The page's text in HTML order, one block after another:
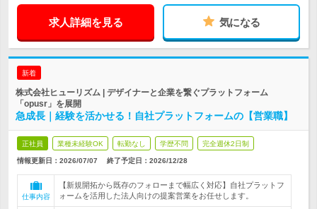
求人詳細を見る 気になる
新着
株式会社ヒューリズム | デザイナーと企業を繋ぐプラットフォーム
「opusr」を展開
急成長｜経験を活かせる！自社プラットフォームの【営業職】
正社員 業種未経験OK 転勤なし 学歴不問 完全週休2日制
情報更新日：2026/07/07 終了予定日： 2026/12/28
仕事内容
【新規開拓から既存のフォローまで幅広く対応】自社プラットフ
ォームを活用した法人向けの提案営業をお任せします。